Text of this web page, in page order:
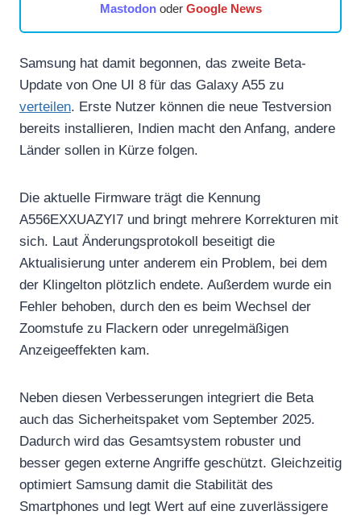
Mastodonoder Google News
Samsung hat damit begonnen, das zweite Beta-
Update von One UI 8 für das Galaxy A55 zu
verteilen. Erste Nutzer können die neue Testversion
bereits installieren, Indien macht den Anfang, andere
Länder sollen in Kürze folgen.
Die aktuelle Firmware trägt die Kennung
A556EXXUAZYI7 und bringt mehrere Korrekturen mit
sich. Laut Änderungsprotokoll beseitigt die
Aktualisierung unter anderem ein Problem, bei dem
der Klingelton plötzlich endete. Außerdem wurde ein
Fehler behoben, durch den es beim Wechsel der
Zoomstufe zu Flackern oder unregelmäßigen
Anzeigeeffekten kam.
Neben diesen Verbesserungen integriert die Beta
auch das Sicherheitspaket vom September 2025.
Dadurch wird das Gesamtsystem robuster und
besser gegen externe Angriffe geschützt. Gleichzeitig
optimiert Samsung damit die Stabilität des
Smartphones und legt Wert auf eine zuverlässigere